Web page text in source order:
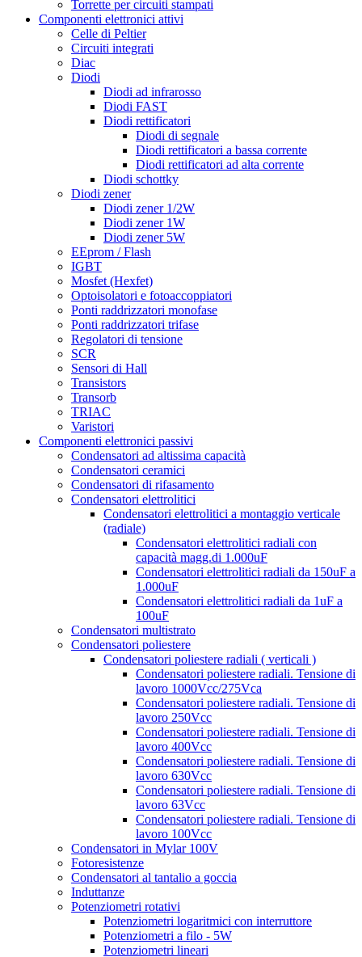
Torrette per circuiti stampati
Componenti elettronici attivi
Celle di Peltier
Circuiti integrati
Diac
Diodi
Diodi ad infrarosso
Diodi FAST
Diodi rettificatori
Diodi di segnale
Diodi rettificatori a bassa corrente
Diodi rettificatori ad alta corrente
Diodi schottky
Diodi zener
Diodi zener 1/2W
Diodi zener 1W
Diodi zener 5W
EEprom / Flash
IGBT
Mosfet (Hexfet)
Optoisolatori e fotoaccoppiatori
Ponti raddrizzatori monofase
Ponti raddrizzatori trifase
Regolatori di tensione
SCR
Sensori di Hall
Transistors
Transorb
TRIAC
Varistori
Componenti elettronici passivi
Condensatori ad altissima capacità
Condensatori ceramici
Condensatori di rifasamento
Condensatori elettrolitici
Condensatori elettrolitici a montaggio verticale
(radiale)
Condensatori elettrolitici radiali con
capacità magg.di 1.000uF
Condensatori elettrolitici radiali da 150uF a
1.000uF
Condensatori elettrolitici radiali da 1uF a
100uF
Condensatori multistrato
Condensatori poliestere
Condensatori poliestere radiali ( verticali )
Condensatori poliestere radiali. Tensione di
lavoro 1000Vcc/275Vca
Condensatori poliestere radiali. Tensione di
lavoro 250Vcc
Condensatori poliestere radiali. Tensione di
lavoro 400Vcc
Condensatori poliestere radiali. Tensione di
lavoro 630Vcc
Condensatori poliestere radiali. Tensione di
lavoro 63Vcc
Condensatori poliestere radiali. Tensione di
lavoro 100Vcc
Condensatori in Mylar 100V
Fotoresistenze
Condensatori al tantalio a goccia
Induttanze
Potenziometri rotativi
Potenziometri logaritmici con interruttore
Potenziometri a filo - 5W
Potenziometri lineari